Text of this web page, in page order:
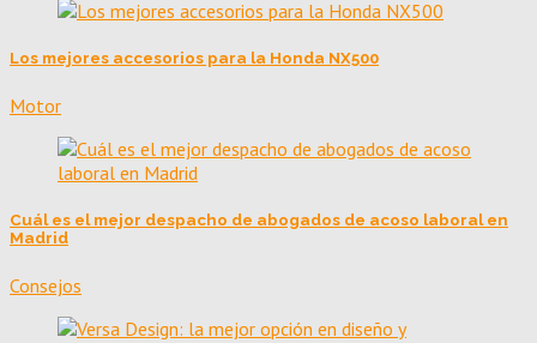
Los mejores accesorios para la Honda NX500
Motor
Cuál es el mejor despacho de abogados de acoso laboral en
Madrid
Consejos